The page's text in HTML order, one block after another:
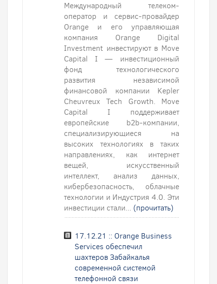
Международный телеком-
оператор и сервис-провайдер
Orange и его управляющая
компания Orange Digital
Investment инвестируют в Move
Capital I — инвестиционный
фонд технологического
развития независимой
финансовой компании Kepler
Cheuvreux Tech Growth. Move
Capital I поддерживает
европейские b2b-компании,
специализирующиеся на
высоких технологиях в таких
направлениях, как интернет
вещей, искусственный
интеллект, анализ данных,
кибербезопасность, облачные
технологии и Индустрия 4.0. Эти
инвестиции стали... (прочитать)
17.12.21 :: Orange Business
Services обеспечил
шахтеров Забайкалья
современной системой
телефонной связи